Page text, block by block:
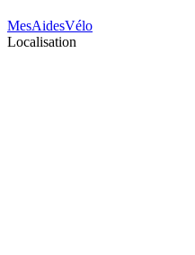
MesAidesVélo
Localisation